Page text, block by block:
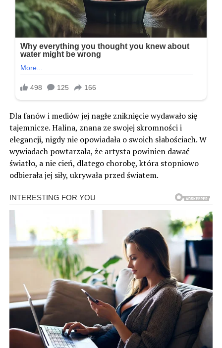
Dla fanów i mediów jej nagłe zniknięcie wydawało się
tajemnicze. Halina, znana ze swojej skromności i
elegancji, nigdy nie opowiadała o swoich słabościach. W
wywiadach powtarzała, że artysta powinien dawać
światło, a nie cień, dlatego chorobę, która stopniowo
odbierała jej siły, ukrywała przed światem.